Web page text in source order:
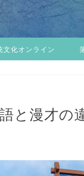
文化オンライン
と漫才の